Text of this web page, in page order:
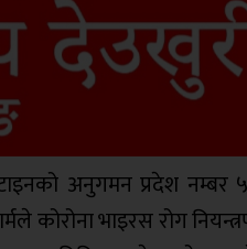
अनुगमन प्रदेश नम्बर
कोरोना भाइरस रोग